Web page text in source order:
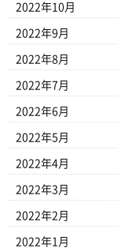
2022年10月
2022年9月
2022年8月
2022年7月
2022年6月
2022年5月
2022年4月
2022年3月
2022年2月
2022年1月